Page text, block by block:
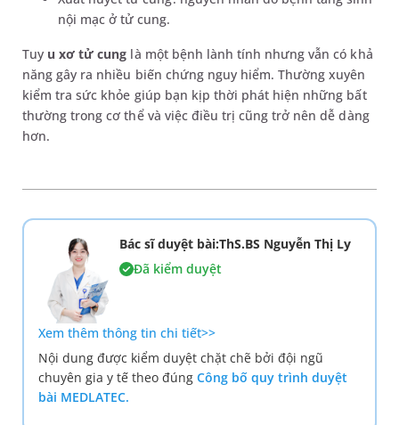
nội mạc ở tử cung.
Tuy u xơ tử cung là một bệnh lành tính nhưng vẫn có khả
năng gây ra nhiều biến chứng nguy hiểm. Thường xuyên
kiểm tra sức khỏe giúp bạn kịp thời phát hiện những bất
thường trong cơ thể và việc điều trị cũng trở nên dễ dàng
hơn.
Bác sĩ duyệt bài:ThS.BS Nguyễn Thị Ly
Đã kiểm duyệt
Xem thêm thông tin chi tiết>>
Nội dung được kiểm duyệt chặt chẽ bởi đội ngũ
chuyên gia y tế theo đúng Công bố quy trình duyệt
bài MEDLATEC.